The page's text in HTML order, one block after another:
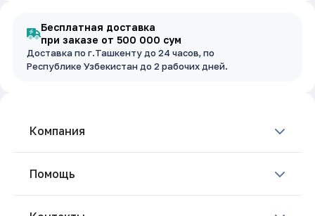
Бесплатная доставка
при заказе от 500 000 сум
Доставка по г.Ташкенту до 24 часов, по
Республике Узбекистан до 2 рабочих дней.
Компания
Помощь